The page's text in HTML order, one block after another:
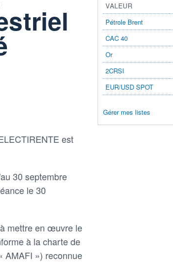
est
30 septembre
le 30
mettre en œuvre le
à la charte de
AMAFI ») reconnue
VALEUR
Pétrole Brent
CAC 40
Or
2CRSI
EUR/USD SPOT
Gérer mes listes